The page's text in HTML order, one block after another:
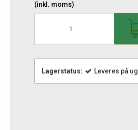
(inkl. moms)
Lagerstatus: Leveres på